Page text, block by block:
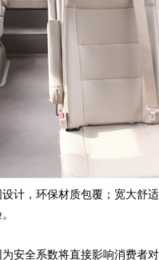
计，环保材质包覆；宽大舒
安全系数将直接影响消费者